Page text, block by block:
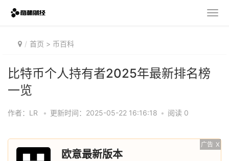
首页 > 币百科
比特币个人持有者2025年最新排名榜
一览
作者：LR • 更新时间：2025-05-22 16:16:18 • 阅读 0
广告 X
欧意最新版本